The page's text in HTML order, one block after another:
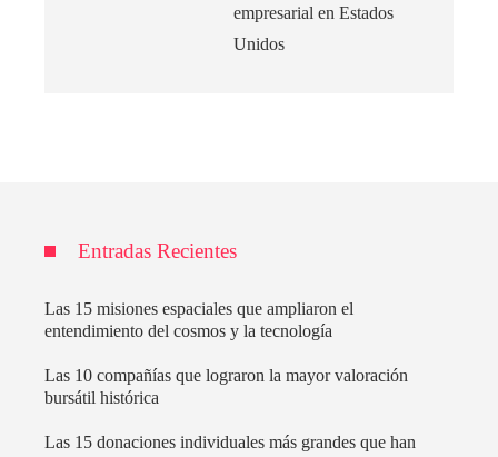
empresarial en Estados
Unidos
Entradas Recientes
Las 15 misiones espaciales que ampliaron el
entendimiento del cosmos y la tecnología
Las 10 compañías que lograron la mayor valoración
bursátil histórica
Las 15 donaciones individuales más grandes que han